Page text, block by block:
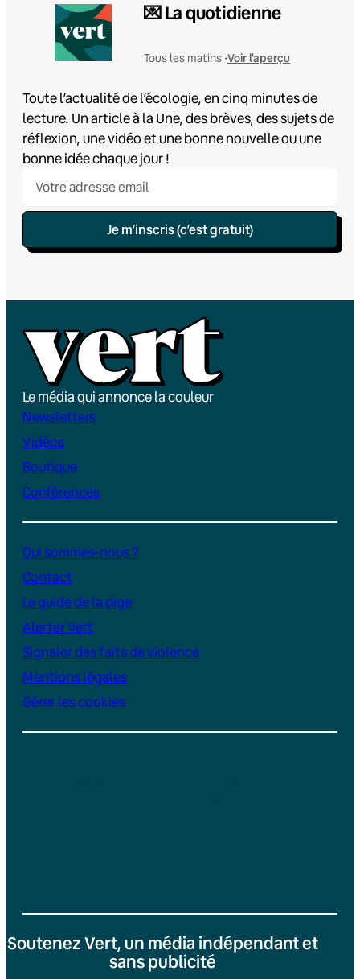
💌 La quotidienne
Tous les matins •Voir l'aperçu
Toute l’actualité de l’écologie, en cinq minutes de
lecture. Un article à la Une, des brèves, des sujets de
réflexion, une vidéo et une bonne nouvelle ou une
bonne idée chaque jour !
Je m’inscris (c’est gratuit)
Le média qui annonce la couleur
Newsletters
Vidéos
Boutique
Conférences
Qui sommes-nous ?
Contact
Le guide de la pige
Alerter Vert
Signaler des faits de violence
Mentions légales
Gérer les cookies
Soutenez Vert, un média indépendant et
sans publicité